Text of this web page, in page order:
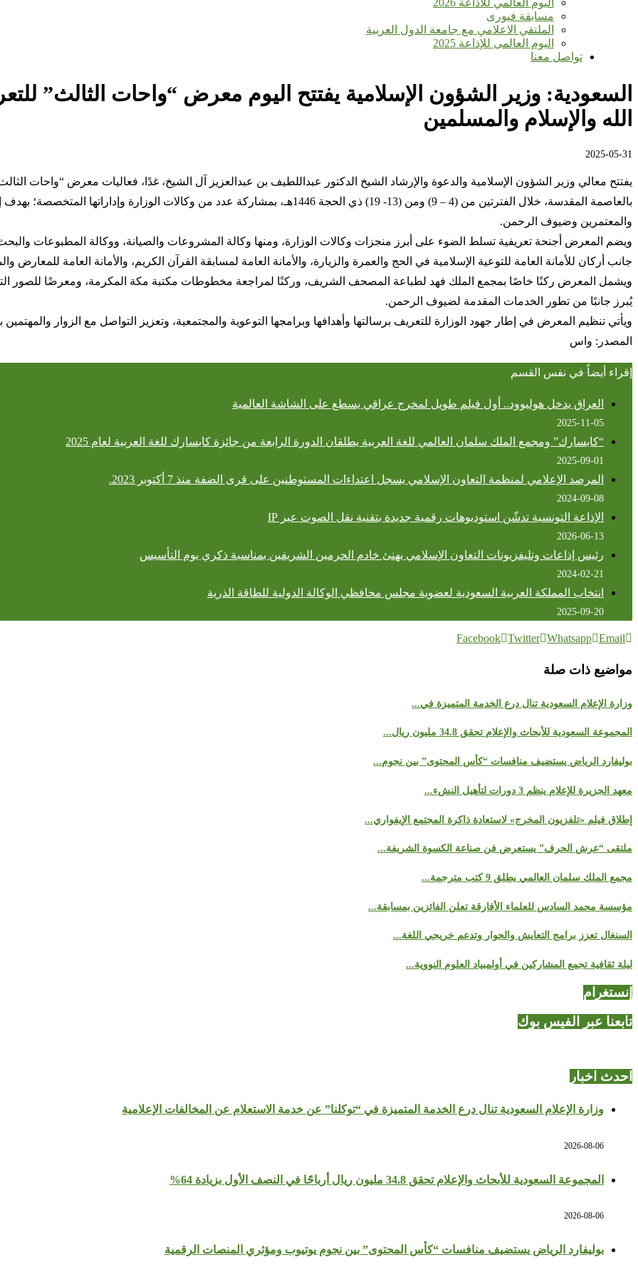
اليوم العالمي للأذاعة 2026
مسابقة فيورى
الملتقي الاعلامي مع جامعة الدول العربية
اليوم العالمى للإذاعة 2025
تواصل معنا
السعودية: وزير الشؤون الإسلامية يفتتح اليوم معرض “واحات الثالث”
الله والإسلام والمسلمين
2025-05-31
يفتتح معالي وزير الشؤون الإسلامية والدعوة والإرشاد الشيخ الدكتور عبداللطيف بن عبدالعزيز آل الشيخ، غدًا، فعاليات معرض “واحات
بالعاصمة المقدسة، خلال الفترتين من (4 – 9) ومن (13- 19) ذي الحجة 1446هـ، بمشاركة عدد من
والمعتمرين وضيوف الرحمن.
ويضم المعرض أجنحة تعريفية تسلط الضوء على أبرز منجزات وكالات الوزارة، ومنها وكالة المشروعات والصيانة، ووكالة المطبوعات والبحث
جانب أركان للأمانة العامة للتوعية الإسلامية في الحج والعمرة والزيارة، والأمانة العامة لمسابقة القرآن الكريم، والأمانة العامة
ويشمل المعرض ركنًا خاصًا بمجمع الملك فهد لطباعة المصحف الشريف، وركنًا لمراجعة مخطوطات مكتبة مكة المكرمة، ومعرضًا للصور
يُبرز جانبًا من تطور الخدمات المقدمة لضيوف الرحمن.
ويأتي تنظيم المعرض في إطار جهود الوزارة للتعريف برسالتها وأهدافها وبرامجها التوعوية والمجتمعية، وتعزيز التواصل مع الزوار
المصدر: واس
إقراء أيضاً في نفس القسم
العراق يدخل هوليوود.. أول فيلم طويل لمخرج عراقي يسطع على الشاشة العالمية
2025-11-05
“كابسارك” ومجمع الملك سلمان العالمي للغة العربية يطلقان الدورة الرابعة من جائزة كابسارك للغة العربية لعام 2025
2025-09-01
المرصد الإعلامي لمنظمة التعاون الإسلامي يسجل اعتداءات المستوطنين على قرى الضفة منذ 7 أكتوبر 2023.
2024-09-08
الإذاعة التونسية تدشّن استوديوهات رقمية جديدة بتقنية نقل الصوت عبر IP
2026-06-13
رئيس إذاعات وتليفزيونات التعاون الإسلامي يهنئ خادم الحرمين الشريفين بمناسبة ذكري يوم التأسيس
2024-02-21
انتخاب المملكة العربية السعودية لعضوية مجلس محافظي الوكالة الدولية للطاقة الذرية
2025-09-20
Facebook Twitter Whatsapp Email
مواضيع ذات صلة
وزارة الإعلام السعودية تنال درع الخدمة المتميزة في...
المجموعة السعودية للأبحاث والإعلام تحقق 34.8 مليون ريال...
بوليفارد الرياض يستضيف منافسات “كأس المحتوى” بين نجوم...
معهد الجزيرة للإعلام ينظم 3 دورات لتأهيل النشء...
إطلاق فيلم «تلفزيون المخرج» لاستعادة ذاكرة المجتمع الإيفواري...
ملتقى “عرش الحرف” يستعرض فن صناعة الكسوة الشريفة...
مجمع الملك سلمان العالمي يطلق 9 كتب مترجمة...
مؤسسة محمد السادس للعلماء الأفارقة تعلن الفائزين بمسابقة...
السنغال تعزز برامج التعايش والحوار وتدعم خريجي اللغة...
ليلة ثقافية تجمع المشاركين في أولمبياد العلوم النووية...
إنستغرام
تابعنا عبر الفيس بوك
احدث اخبار
وزارة الإعلام السعودية تنال درع الخدمة المتميزة في “توكلنا” عن خدمة الاستعلام عن المخالفات الإعلامية
2026-08-06
المجموعة السعودية للأبحاث والإعلام تحقق 34.8 مليون ريال أرباحًا في النصف الأول بزيادة 64%
2026-08-06
بوليفارد الرياض يستضيف منافسات “كأس المحتوى” بين نجوم يوتيوب ومؤثري المنصات الرقمية